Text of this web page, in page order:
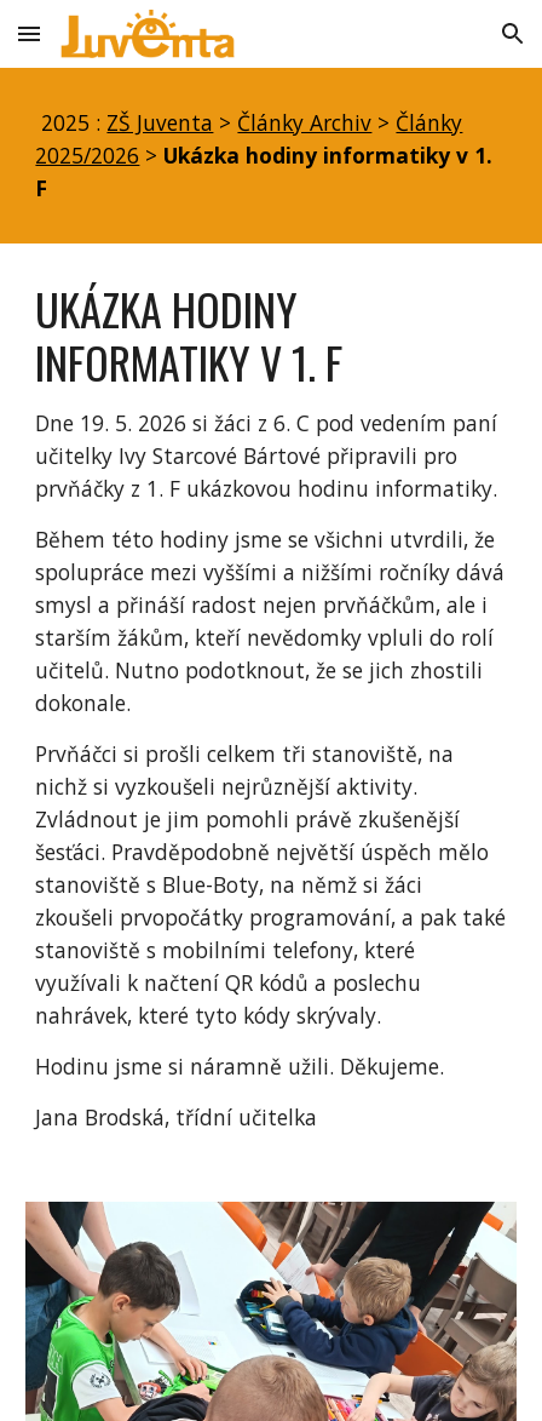
Skip to main content Skip to navigation
2025 : ZŠ Juventa > Články Archiv > Články
2025/2026 > Ukázka hodiny informatiky v 1.
F
UKÁZKA HODINY
INFORMATIKY V 1. F
Dne 19. 5. 2026 si žáci z 6. C pod vedením paní
učitelky Ivy Starcové Bártové připravili pro
prvňáčky z 1. F ukázkovou hodinu informatiky.
Během této hodiny jsme se všichni utvrdili, že
spolupráce mezi vyššími a nižšími ročníky dává
smysl a přináší radost nejen prvňáčkům, ale i
starším žákům, kteří nevědomky vpluli do rolí
učitelů. Nutno podotknout, že se jich zhostili
dokonale.
Prvňáčci si prošli celkem tři stanoviště, na
nichž si vyzkoušeli nejrůznější aktivity.
Zvládnout je jim pomohli právě zkušenější
šesťáci. Pravděpodobně největší úspěch mělo
stanoviště s Blue-Boty, na němž si žáci
zkoušeli prvopočátky programování, a pak také
stanoviště s mobilními telefony, které
využívali k načtení QR kódů a poslechu
nahrávek, které tyto kódy skrývaly.
Hodinu jsme si náramně užili. Děkujeme.
Jana Brodská, třídní učitelka